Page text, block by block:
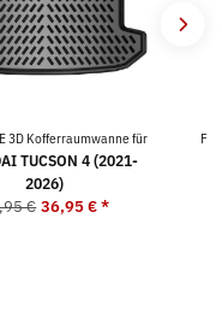
3D Kofferraumwanne für
TUCSON 4 (2021-
2026)
€ 36,95 €*